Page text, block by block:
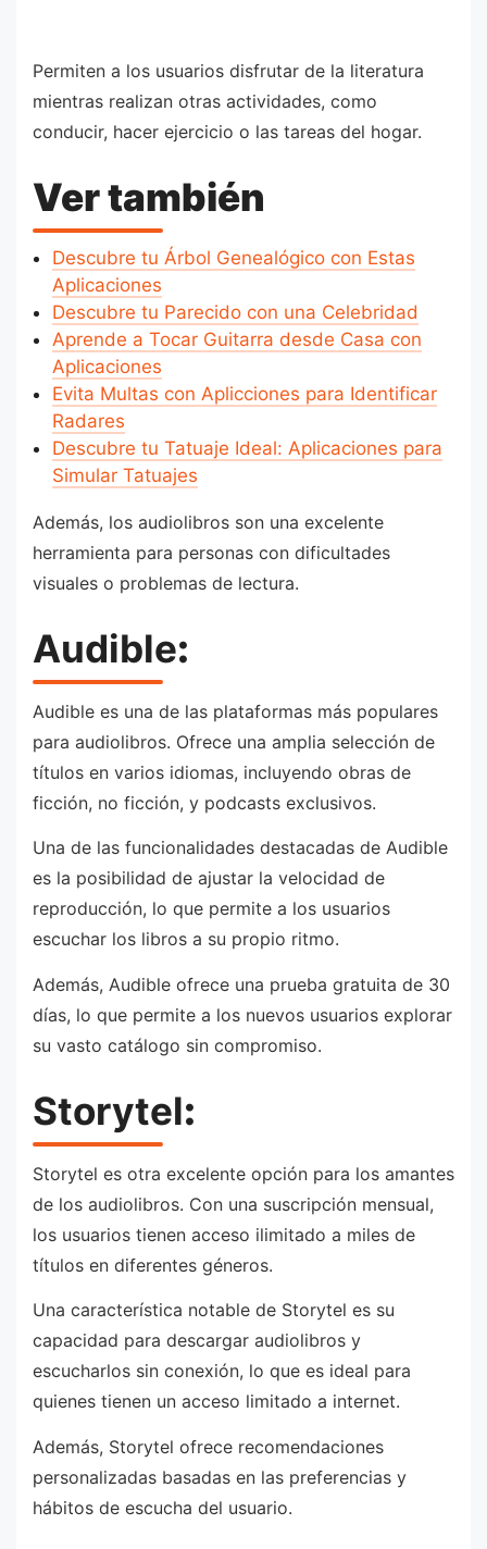
Permiten a los usuarios disfrutar de la literatura
mientras realizan otras actividades, como
conducir, hacer ejercicio o las tareas del hogar.
Ver también
Descubre tu Árbol Genealógico con Estas
Aplicaciones
Descubre tu Parecido con una Celebridad
Aprende a Tocar Guitarra desde Casa con
Aplicaciones
Evita Multas con Aplicciones para Identificar
Radares
Descubre tu Tatuaje Ideal: Aplicaciones para
Simular Tatuajes
Además, los audiolibros son una excelente
herramienta para personas con dificultades
visuales o problemas de lectura.
Audible:
Audible es una de las plataformas más populares
para audiolibros. Ofrece una amplia selección de
títulos en varios idiomas, incluyendo obras de
ficción, no ficción, y podcasts exclusivos.
Una de las funcionalidades destacadas de Audible
es la posibilidad de ajustar la velocidad de
reproducción, lo que permite a los usuarios
escuchar los libros a su propio ritmo.
Además, Audible ofrece una prueba gratuita de 30
días, lo que permite a los nuevos usuarios explorar
su vasto catálogo sin compromiso.
Storytel:
Storytel es otra excelente opción para los amantes
de los audiolibros. Con una suscripción mensual,
los usuarios tienen acceso ilimitado a miles de
títulos en diferentes géneros.
Una característica notable de Storytel es su
capacidad para descargar audiolibros y
escucharlos sin conexión, lo que es ideal para
quienes tienen un acceso limitado a internet.
Además, Storytel ofrece recomendaciones
personalizadas basadas en las preferencias y
hábitos de escucha del usuario.